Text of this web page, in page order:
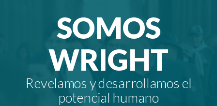
SOMOS
WRIGHT
Revelamos y desarrollamos el
potencial humano